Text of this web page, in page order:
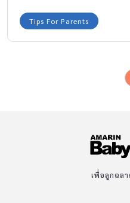
Amarin Baby & Kids มีคำตอบม
ค่ะ
Tips For Parents
เพื่อลูกฉล